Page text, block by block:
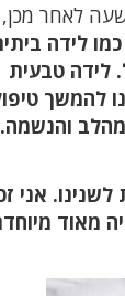
לאחר
לידה
לידה טבעית
להמשך
והנשמה.
אני
מאוד